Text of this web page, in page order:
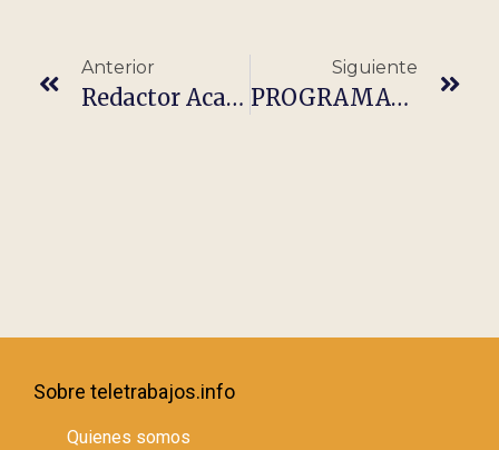
Anterior
Redactor Académico – Filología Árabe
Siguiente
PROGRAMADOR/A CLOUDERA JUNIOR (REMOTO)
Sobre teletrabajos.info
Quienes somos